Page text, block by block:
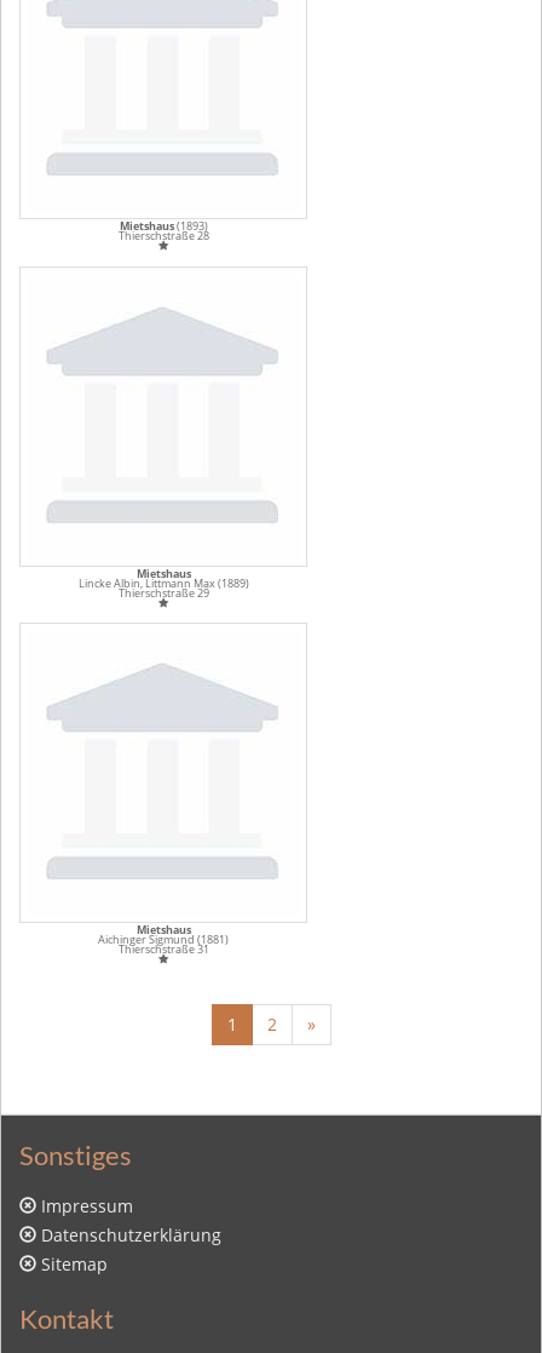
Mietshaus(1893)
Thierschstraße 28
Mietshaus
Lincke Albin, Littmann Max (1889)
Thierschstraße 29
Mietshaus
Aichinger Sigmund (1881)
Thierschstraße 31
1 2 »
Sonstiges
Impressum
Datenschutzerklärung
Sitemap
Kontakt